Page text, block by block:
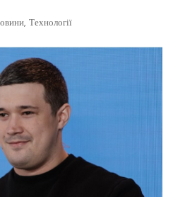
, Технології